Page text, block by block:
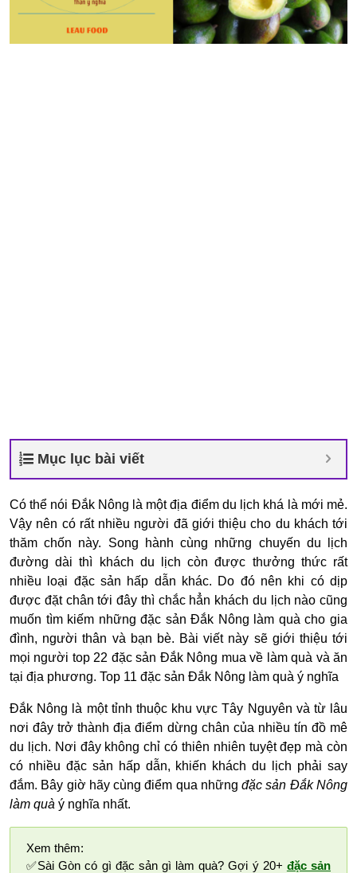
Mục lục bài viết
Có thể nói Đắk Nông là một địa điểm du lịch khá là mới mẻ.
Vậy nên có rất nhiều người đã giới thiệu cho du khách tới
thăm chốn này. Song hành cùng những chuyến du lịch
đường dài thì khách du lịch còn được thưởng thức rất
nhiều loại đặc sản hấp dẫn khác. Do đó nên khi có dịp
được đặt chân tới đây thì chắc hẳn khách du lịch nào cũng
muốn tìm kiếm những đặc sản Đắk Nông làm quà cho gia
đình, người thân và bạn bè. Bài viết này sẽ giới thiệu tới
mọi người top 22 đặc sản Đắk Nông mua về làm quà và ăn
tại địa phương. Top 11 đặc sản Đắk Nông làm quà ý nghĩa
Đắk Nông là một tỉnh thuộc khu vực Tây Nguyên và từ lâu
nơi đây trở thành địa điểm dừng chân của nhiều tín đồ mê
du lịch. Nơi đây không chỉ có thiên nhiên tuyệt đẹp mà còn
có nhiều đặc sản hấp dẫn, khiến khách du lịch phải say
đắm. Bây giờ hãy cùng điểm qua nhữngđặc sản Đắk Nông
làm quà ý nghĩa nhất.
Xem thêm:
✅Sài Gòn có gì đặc sản gì làm quà? Gợi ý 20+ đặc sản